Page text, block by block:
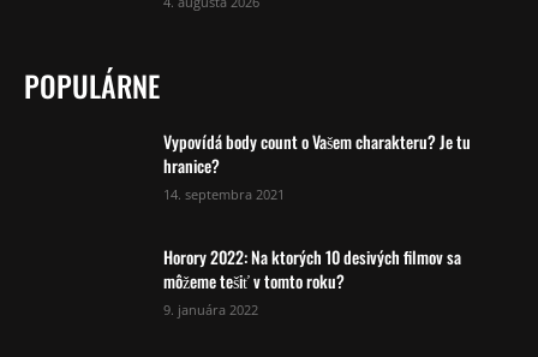
POPULÁRNE
Vypovídá body count o Vašem charakteru? Je tu
hranice?
14. septembra 2021
Horory 2022: Na ktorých 10 desivých filmov sa
môžeme tešiť v tomto roku?
9. januára 2022